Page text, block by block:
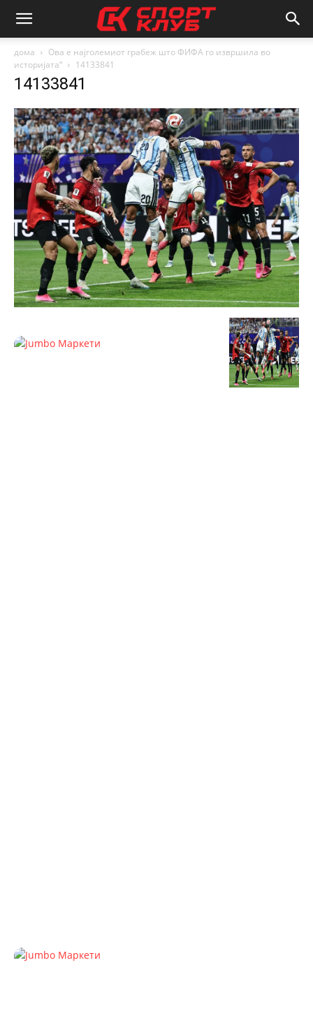
дома
Ова е најголемиот грабеж што ФИФА го извршила во
историјата“
14133841
14133841